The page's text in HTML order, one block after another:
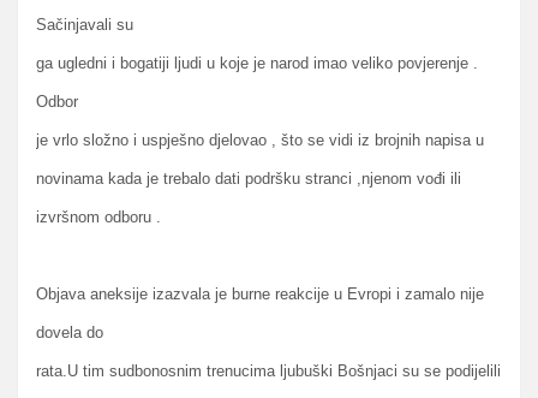
Sačinjavali su
ga ugledni i bogatiji ljudi u koje je narod imao veliko povjerenje .
Odbor
je vrlo složno i uspješno djelovao , što se vidi iz brojnih napisa u
novinama kada je trebalo dati podršku stranci ,njenom vođi ili
izvršnom odboru .
Objava aneksije izazvala je burne reakcije u Evropi i zamalo nije
dovela do
rata.U tim sudbonosnim trenucima ljubuški Bošnjaci su se podijelili